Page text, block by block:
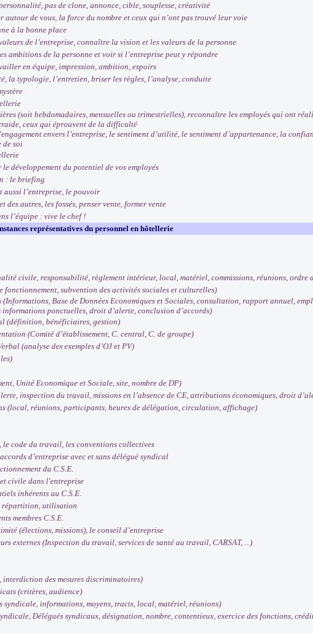
pas de clone, annonce, cible, souplesse, créativité
autour de vous, la force du nombre et ceux qui n’ont pas trouvé leur voie
à la bonne place
de l’entreprise, connaître la vision et les valeurs de la personne
ambitions de la personne et voir si l’entreprise peut y répondre
en équipe, impression, ambition, espoirs
la typologie, l’entretien, briser les règles, l’analyse, conduite
(soit hebdomadaires, mensuelles ou trimestrielles), reconnaître les employés qui ont
ceux qui éprouvent de la difficulté
envers l’entreprise, le sentiment d’utilité, le sentiment d’appartenance, la
de soi
développement du potentiel de vos employés
: le briefing
aussi l’entreprise, le pouvoir
des autres, les fossés, penser vente, former vente
l’équipe : vive le chef !
représentatives du personnel en hôtellerie
civile, responsabilité, règlement intérieur, local, matériel, commissions, réunions, ordre
fonctionnement, subvention des activités sociales et culturelles)
Base de Données Economiques et Sociales, consultation, rapport annuel,
informations ponctuelles, droit d’alerte, conclusion d’accords)
(définition, bénéficiaires, gestion)
(Comité d’établissement, C. central, C. de groupe)
(analyse des exemples d’OJ et PV)
Unité Economique et Sociale, site, nombre de DP)
inspection du travail, missions en l’absence de CE, attributions économiques, droit
(local, réunions, participants, heures de délégation, circulation, affichage)
le code du travail, les conventions collectives
d’entreprise avec et sans délégué syndical
du C.S.E.
civile dans l'entreprise
inhérents au C.S.E.
répartition, utilisation
membres C.S.E.
(élections, missions), le conseil d’entreprise
externes (Inspection du travail, services de santé au travail, CARSAT, ...)
des mesures discriminatoires)
(critères, audience)
syndicale, informations, moyens, tracts, local, matériel, réunions)
Délégués syndicaux, désignation, nombre, contentieux, exercice des fonctions,